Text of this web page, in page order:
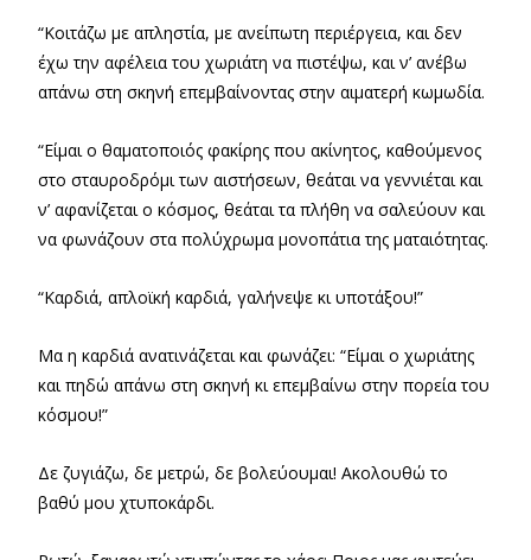
“Κοιτάζω με απληστία, με ανείπωτη περιέργεια, και δεν
έχω την αφέλεια του χωριάτη να πιστέψω, και ν’ ανέβω
απάνω στη σκηνή επεμβαίνοντας στην αιματερή κωμωδία.
“Είμαι ο θαματοποιός φακίρης που ακίνητος, καθούμενος
στο σταυροδρόμι των αιστήσεων, θεάται να γεννιέται και
ν’ αφανίζεται ο κόσμος, θεάται τα πλήθη να σαλεύουν και
να φωνάζουν στα πολύχρωμα μονοπάτια της ματαιότητας.
“Καρδιά, απλοϊκή καρδιά, γαλήνεψε κι υποτάξου!”
Μα η καρδιά ανατινάζεται και φωνάζει: “Είμαι ο χωριάτης
και πηδώ απάνω στη σκηνή κι επεμβαίνω στην πορεία του
κόσμου!”
Δε ζυγιάζω, δε μετρώ, δε βολεύουμαι! Ακολουθώ το
βαθύ μου χτυποκάρδι.